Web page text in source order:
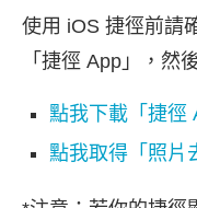
使用 iOS 捷徑前請
「捷徑 App」，然
點我下載「捷徑
點我取得「照片